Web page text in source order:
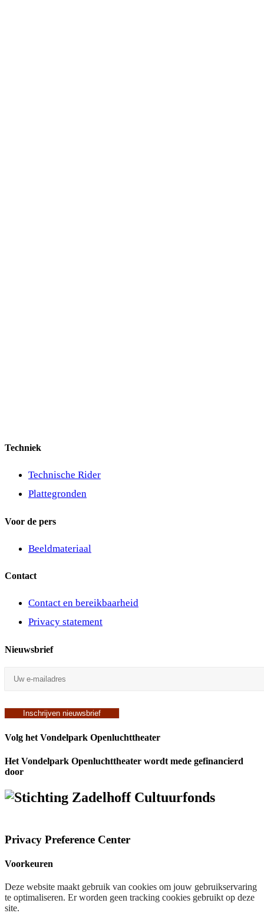
Techniek
Technische Rider
Plattegronden
Voor de pers
Beeldmateriaal
Contact
Contact en bereikbaarheid
Privacy statement
Nieuwsbrief
Volg het Vondelpark Openluchttheater
Het Vondelpark Openluchttheater wordt mede gefinancierd
door
Privacy Preference Center
Voorkeuren
Deze website maakt gebruik van cookies om jouw gebruikservaring
te optimaliseren. Er worden geen tracking cookies gebruikt op deze
site.